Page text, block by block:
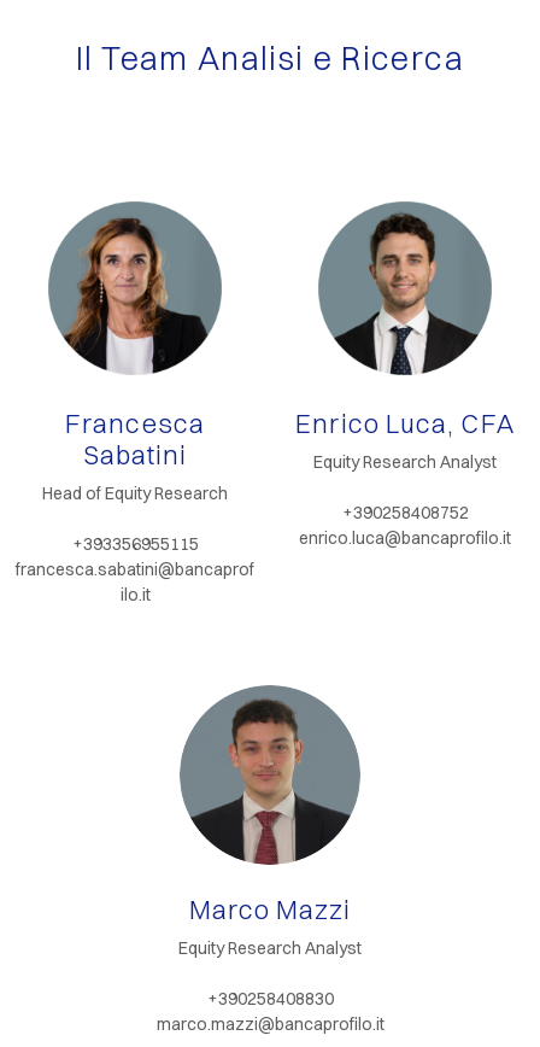
Il Team Analisi e Ricerca
Francesca
Sabatini
Head of Equity Research
+393356955115
francesca.sabatini@bancaprof
ilo.it
Enrico Luca, CFA
Equity Research Analyst
+390258408752
enrico.luca@bancaprofilo.it
Marco Mazzi
Equity Research Analyst
+390258408830
marco.mazzi@bancaprofilo.it